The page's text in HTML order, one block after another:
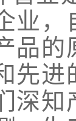
业，
品的
先进
深知